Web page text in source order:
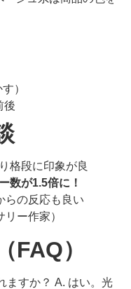
）
後
格段に印象が良
数が1.5倍に！
らの反応も良い
ー作家）
FAQ）
ますか？ A. はい。光